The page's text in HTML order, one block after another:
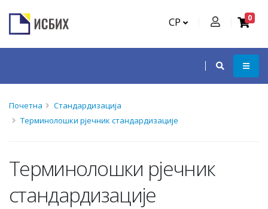
СР 0
Почетна
Стандардизација
Терминолошки рјечник стандардизације
Терминолошки рјечник
стандардизације